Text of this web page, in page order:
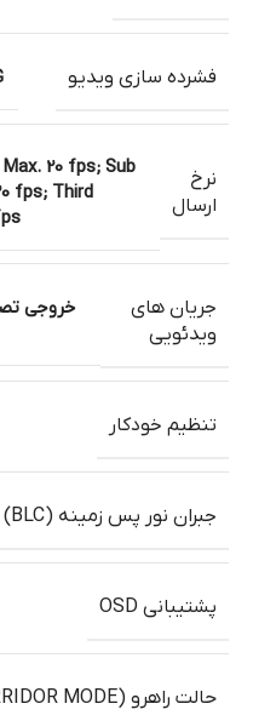
فشرده سازی ویدیو
نرخ
ارسال
20 fps; Sub
fps; Third
جریان های
ویدئویی
تنظیم خودکار
جبران نور پس زمینه (BLC)
پشتیبانی OSD
حالت راهرو (CORRIDOR MODE)